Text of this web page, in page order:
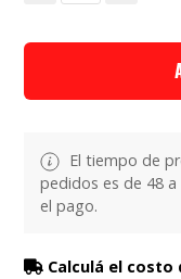
El tiempo de
pedidos es de 48
el pago.
Calculá el costo